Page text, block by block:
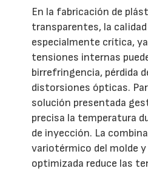
En la fabricación de
transparentes, la
especialmente crítica,
tensiones internas
birrefringencia, pérdida
distorsiones ópticas.
solución presentada
precisa la temperatura
de inyección. La
variotérmico del molde
optimizada reduce las